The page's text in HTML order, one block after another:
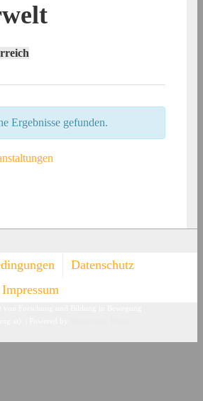
Ergebnisse gefunden.
Datenschutz
Impressum